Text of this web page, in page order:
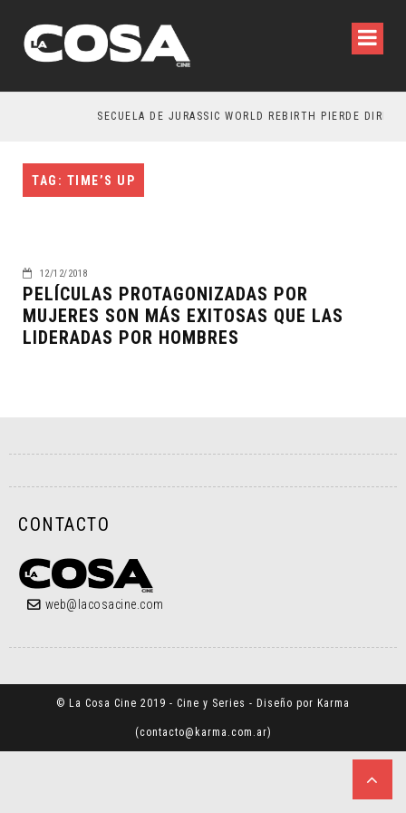
SECUELA DE JURASSIC WORLD REBIRTH PIERDE
TAG: TIME’S UP
12/12/2018
PELÍCULAS PROTAGONIZADAS POR
MUJERES SON MÁS EXITOSAS QUE LAS
LIDERADAS POR HOMBRES
CONTACTO
web@lacosacine.com
© La Cosa Cine 2019 - Cine y Series - Diseño por Karma
(contacto@karma.com.ar)